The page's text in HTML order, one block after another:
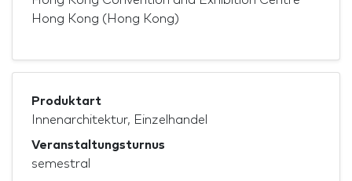
Hong Kong (Hong Kong)
Produktart
Innenarchitektur, Einzelhandel
Veranstaltungsturnus
semestral